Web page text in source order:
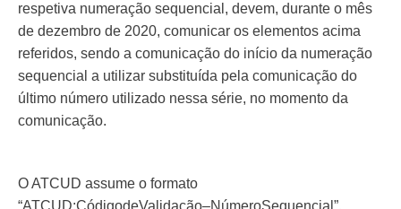
respetiva numeração sequencial, devem, durante o mês
de dezembro de 2020, comunicar os elementos acima
referidos, sendo a comunicação do início da numeração
sequencial a utilizar substituída pela comunicação do
último número utilizado nessa série, no momento da
comunicação.
O ATCUD assume o formato
“ATCUD:CódigodeValidação–NúmeroSequencial”,